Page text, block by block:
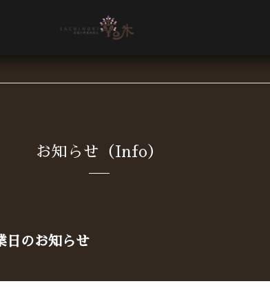
お知らせ（Info）
日のお知らせ